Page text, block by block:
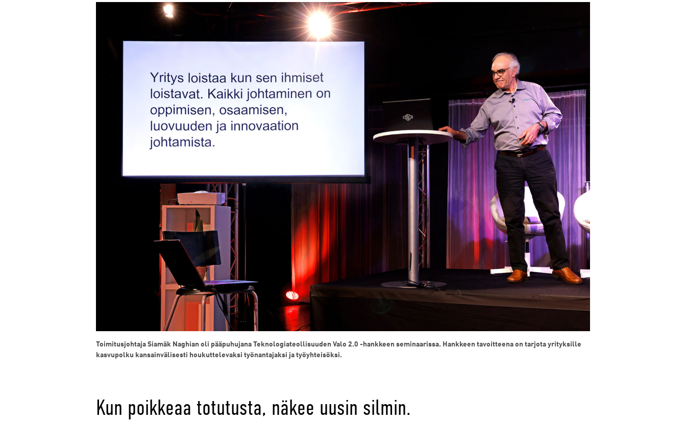
Toimitusjohtaja Siamäk Naghian oli pääpuhujana Teknologiateollisuuden Valo 2.0 -hankkeen seminaarissa. Hankkeen tavoitteena on tarjota yrityksille
kasvupolku kansainvälisesti houkuttelevaksi työnantajaksi ja työyhteisöksi.
Kun poikkeaa totutusta, näkee uusin silmin.